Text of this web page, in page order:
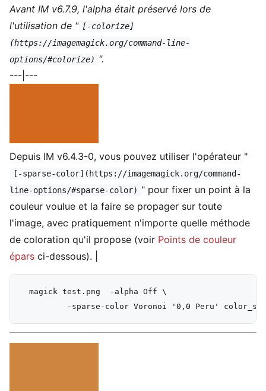
Avant IM v6.7.9, l'alpha était préservé lors de
l'utilisation de " [-colorize]
(https://imagemagick.org/command-line-
options/#colorize) ".
---|---
Depuis IM v6.4.3-0, vous pouvez utiliser l'opérateur "
[-sparse-color](https://imagemagick.org/command-
line-options/#sparse-color) " pour fixer un point à la
couleur voulue et la faire se propager sur toute
l'image, avec pratiquement n'importe quelle méthode
de coloration qu'il propose (voir Points de couleur
épars ci-dessous). |
  magick test.png  -alpha Off \